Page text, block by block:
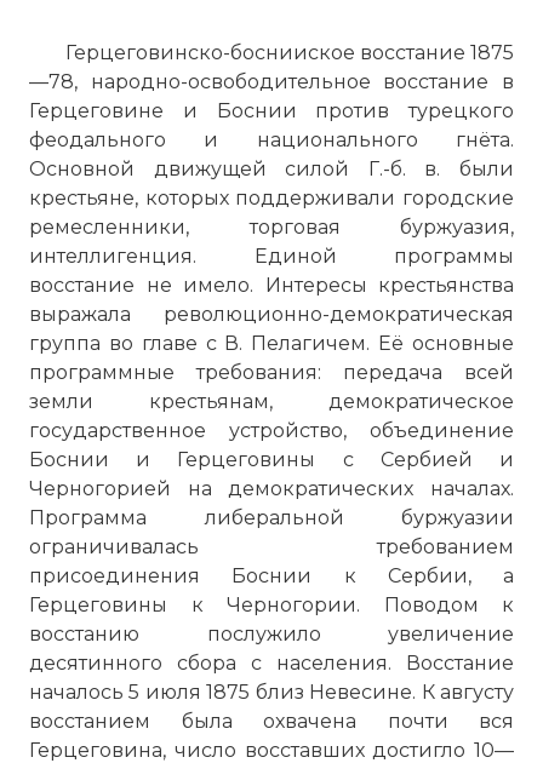
Герцеговинско-боснииское восстание 1875
—78, народно-освободительное восстание в
Герцеговине и Боснии против турецкого
феодального и национального гнёта.
Основной движущей силой Г.-б. в. были
крестьяне, которых поддерживали городские
ремесленники, торговая буржуазия,
интеллигенция. Единой программы
восстание не имело. Интересы крестьянства
выражала революционно-демократическая
группа во главе с В. Пелагичем. Её основные
программные требования: передача всей
земли крестьянам, демократическое
государственное устройство, объединение
Боснии и Герцеговины с Сербией и
Черногорией на демократических началах.
Программа либеральной буржуазии
ограничивалась требованием
присоединения Боснии к Сербии, а
Герцеговины к Черногории. Поводом к
восстанию послужило увеличение
десятинного сбора с населения. Восстание
началось 5 июля 1875 близ Невесине. К августу
восстанием была охвачена почти вся
Герцеговина, число восставших достигло 10—